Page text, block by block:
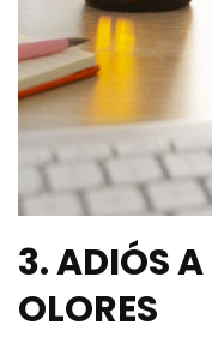
3. ADIÓS
OLORES